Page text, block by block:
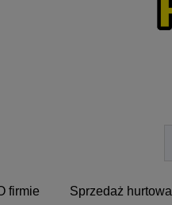
firmie Sprzedaż hurtowa